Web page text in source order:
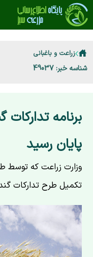
زراعت و باغبانی
شناسه خبر: 49037
برنامه تدارکات
پایان رسید
وزارت زراعت که توسط
تکمیل طرح تدارکات